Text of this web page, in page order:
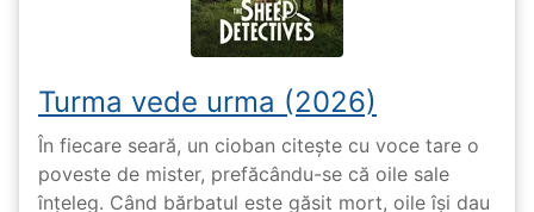
Turma vede urma (2026)
În fiecare seară, un cioban citește cu voce tare o
poveste de mister, prefăcându-se că oile sale
înțeleg. Când bărbatul este găsit mort, oile își dau